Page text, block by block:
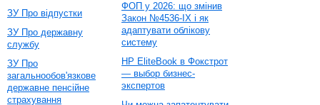
ЗУ Про відпустки
ЗУ Про державну
службу
ЗУ Про
загальнообов'язкове
державне пенсійне
страхування
ФОП у 2026: що змінив
Закон №4536-IX і як
адаптувати облікову
систему
HP EliteBook в Фокстрот
— выбор бизнес-
экспертов